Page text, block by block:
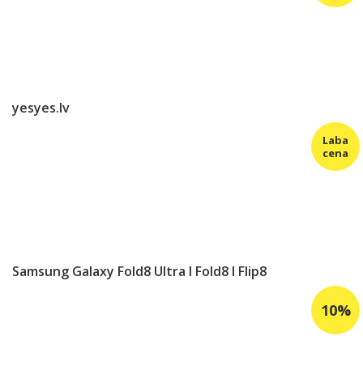
yesyes.lv
Samsung Galaxy Fold8 Ultra I Fold8 I Flip8